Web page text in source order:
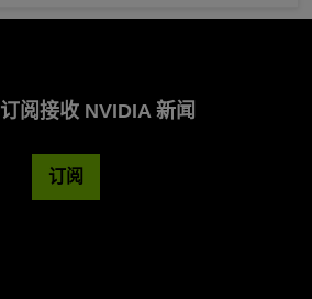
订阅接收 NVIDIA 新闻
订阅